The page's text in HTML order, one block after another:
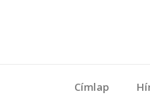
Címlap